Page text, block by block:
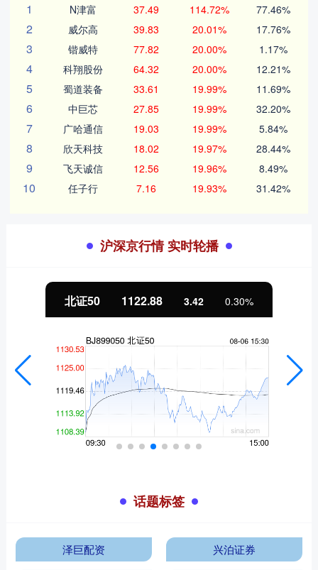
1
N津富 37.49 114.72% 77.46%
2 威尔高 39.83 20.01% 17.76%
3 锴威特 77.82 20.00% 1.17%
4 科翔股份 64.32 20.00% 12.21%
5 蜀道装备 33.61 19.99% 11.69%
6 中巨芯 27.85 19.99% 32.20%
7 广哈通信 19.03 19.99% 5.84%
8 欣天科技 18.02 19.97% 28.44%
9 飞天诚信 12.56 19.96% 8.49%
10 任子行 7.16 19.93% 31.42%
沪深京行情 实时轮播
北证50 1122.88 3.42 0.30%
话题标签
泽巨配资 兴泊证券